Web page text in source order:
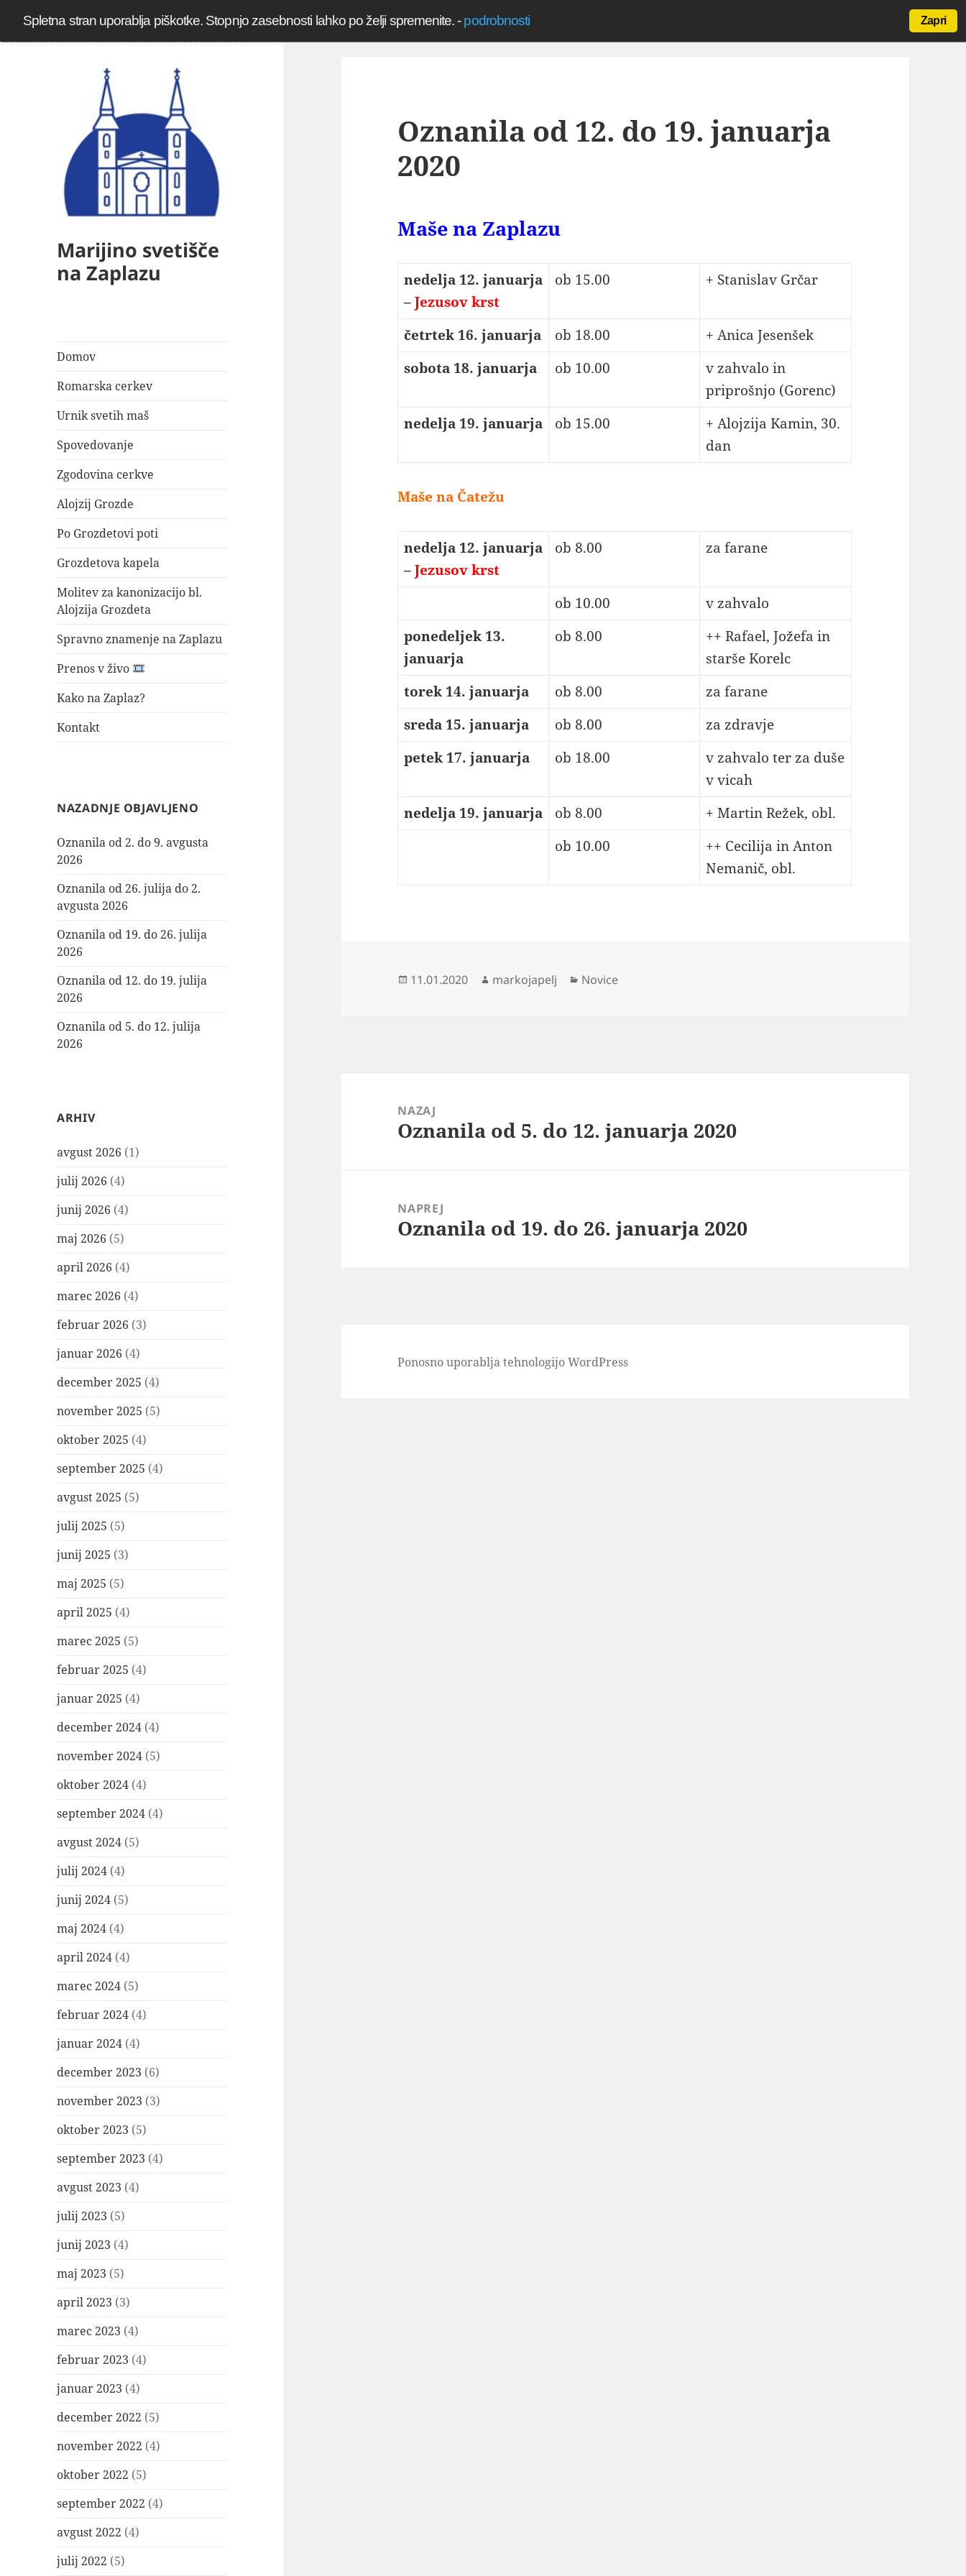
Spletna stran uporablja piškotke. Stopnjo zasebnosti lahko po želji spremenite.-podrobnosti Zapri
Marijino svetišče
na Zaplazu
Domov
Romarska cerkev
Urnik svetih maš
Spovedovanje
Zgodovina cerkve
Alojzij Grozde
Po Grozdetovi poti
Grozdetova kapela
Molitev za kanonizacijo bl.
Alojzija Grozdeta
Spravno znamenje na Zaplazu
Prenos v živo
Kako na Zaplaz?
Kontakt
NAZADNJE OBJAVLJENO
Oznanila od 2. do 9. avgusta
2026
Oznanila od 26. julija do 2.
avgusta 2026
Oznanila od 19. do 26. julija
2026
Oznanila od 12. do 19. julija
2026
Oznanila od 5. do 12. julija
2026
ARHIV
avgust 2026 (1)
julij 2026 (4)
junij 2026 (4)
maj 2026 (5)
april 2026 (4)
marec 2026 (4)
februar 2026 (3)
januar 2026 (4)
december 2025 (4)
november 2025 (5)
oktober 2025 (4)
september 2025 (4)
avgust 2025 (5)
julij 2025 (5)
junij 2025 (3)
maj 2025 (5)
april 2025 (4)
marec 2025 (5)
februar 2025 (4)
januar 2025 (4)
december 2024 (4)
november 2024 (5)
oktober 2024 (4)
september 2024 (4)
avgust 2024 (5)
julij 2024 (4)
junij 2024 (5)
maj 2024 (4)
april 2024 (4)
marec 2024 (5)
februar 2024 (4)
januar 2024 (4)
december 2023 (6)
november 2023 (3)
oktober 2023 (5)
september 2023 (4)
avgust 2023 (4)
julij 2023 (5)
junij 2023 (4)
maj 2023 (5)
april 2023 (3)
marec 2023 (4)
februar 2023 (4)
januar 2023 (4)
december 2022 (5)
november 2022 (4)
oktober 2022 (5)
september 2022 (4)
avgust 2022 (4)
julij 2022 (5)
Oznanila od 12. do 19. januarja
2020
Maše na Zaplazu
nedelja 12. januarja
–Jezusov krst
ob 15.00 + Stanislav Grčar
četrtek 16. januarja ob 18.00
+ Anica Jesenšek
sobota 18. januarja
ob 10.00
v zahvalo in
priprošnjo (Gorenc)
nedelja 19. januarja
ob 15.00
+ Alojzija Kamin, 30.
dan
Maše na Čatežu
nedelja 12. januarja
–Jezusov krst
ob 8.00 za farane
ob 10.00
v zahvalo
ponedeljek 13.
januarja
ob 8.00
++ Rafael, Jožefa in
starše Korelc
torek 14. januarja
ob 8.00
za farane
sreda 15. januarja
ob 8.00
za zdravje
petek 17. januarja
ob 18.00
v zahvalo ter za duše
v vicah
nedelja 19. januarja
ob 8.00
+ Martin Režek, obl.
ob 10.00
++ Cecilija in Anton
Nemanič, obl.
Objavljeno
11.01.2020 Avtor
markojapelj Kategorije
Novice
prispevkaNAZAJ
Prejšnji
Oznanila od 5. do 12. januarja 2020
NAPREJ
Naslednji
Oznanila od 19. do 26. januarja 2020
Ponosno uporablja tehnologijo WordPress